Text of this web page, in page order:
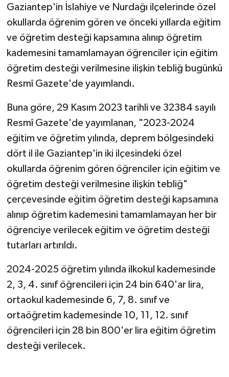
Gaziantep'in İslahiye ve Nurdağı ilçelerinde özel
okullarda öğrenim gören ve önceki yıllarda eğitim
ve öğretim desteği kapsamına alınıp öğretim
kademesini tamamlamayan öğrenciler için eğitim
öğretim desteği verilmesine ilişkin tebliğ bugünkü
Resmî Gazete'de yayımlandı.
Buna göre, 29 Kasım 2023 tarihli ve 32384 sayılı
Resmî Gazete'de yayımlanan, "2023-2024
eğitim ve öğretim yılında, deprem bölgesindeki
dört il ile Gaziantep'in iki ilçesindeki özel
okullarda öğrenim gören öğrenciler için eğitim ve
öğretim desteği verilmesine ilişkin tebliğ"
çerçevesinde eğitim öğretim desteği kapsamına
alınıp öğretim kademesini tamamlamayan her bir
öğrenciye verilecek eğitim ve öğretim desteği
tutarları artırıldı.
2024-2025 öğretim yılında ilkokul kademesinde
2, 3, 4. sınıf öğrencileri için 24 bin 640'ar lira,
ortaokul kademesinde 6, 7, 8. sınıf ve
ortaöğretim kademesinde 10, 11, 12. sınıf
öğrencileri için 28 bin 800'er lira eğitim öğretim
desteği verilecek.